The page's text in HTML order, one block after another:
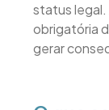
status legal.
obrigatória
gerar